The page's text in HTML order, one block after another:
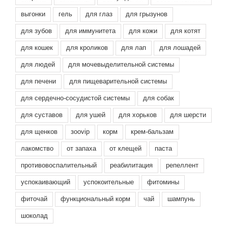
выгонки гель для глаз для грызунов
для зубов для иммунитета для кожи для котят
для кошек для кроликов для лап для лошадей
для людей для мочевыделительной системы
для печени для пищеварительной системы
для сердечно-сосудистой системы для собак
для суставов для ушей для хорьков для шерсти
для щенков зооvip корм крем-бальзам
лакомство от запаха от клещей паста
противовоспалительный реабилитация репеллент
успокаивающий успокоительные фитомины
фиточай функциональный корм чай шампунь
шоколад